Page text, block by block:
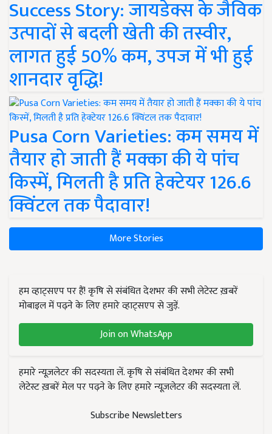
Success Story: जायडेक्स के जैविक
उत्पादों से बदली खेती की तस्वीर,
लागत हुई 50% कम, उपज में भी हुई
शानदार वृद्धि!
Pusa Corn Varieties: कम समय में
तैयार हो जाती हैं मक्का की ये पांच
किस्में, मिलती है प्रति हेक्टेयर 126.6
क्विंटल तक पैदावार!
More Stories
हम व्हाट्सएप पर हैं! कृषि से संबंधित देशभर की सभी लेटेस्ट ख़बरें
मोबाइल में पढ़ने के लिए हमारे व्हाट्सएप से जुड़ें.
Join on WhatsApp
हमारे न्यूज़लेटर की सदस्यता लें. कृषि से संबंधित देशभर की सभी
लेटेस्ट ख़बरें मेल पर पढ़ने के लिए हमारे न्यूज़लेटर की सदस्यता लें.
Subscribe Newsletters